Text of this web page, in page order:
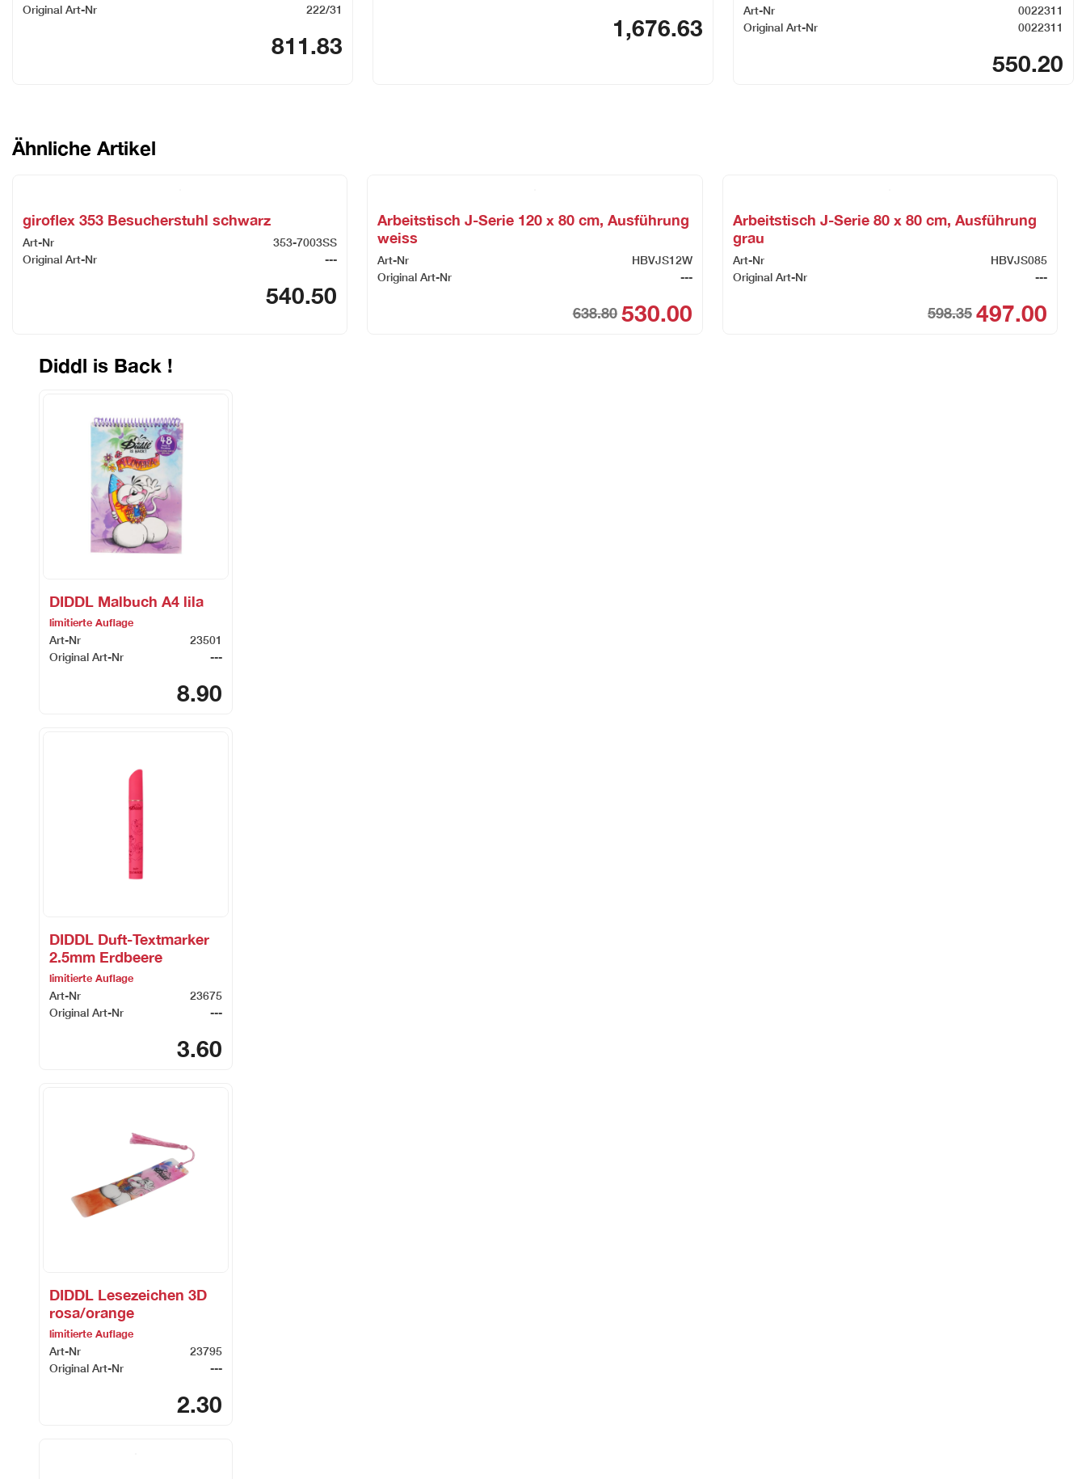
Original Art-Nr
222/31
811.83
1,676.63
Art-Nr
0022311
Original Art-Nr
0022311
550.20
Ähnliche Artikel
giroflex 353 Besucherstuhl schwarz
Art-Nr
353-7003SS
Original Art-Nr
---
540.50
Arbeitstisch J-Serie 120 x 80 cm, Ausführung
weiss
Art-Nr
HBVJS12W
Original Art-Nr
---
638.80
Original
530.00Current
Arbeitstisch J-Serie 80 x 80 cm, Ausführung
grau
Art-Nr
HBVJS085
Original Art-Nr
---
598.35 497.00
Diddl is Back !
DIDDL Malbuch A4 lila
limitierte Auflage
Art-Nr
23501
Original Art-Nr
---
8.90
DIDDL Duft-Textmarker
2.5mm Erdbeere
limitierte Auflage
Art-Nr
23675
Original Art-Nr
---
3.60
DIDDL Lesezeichen 3D
rosa/orange
limitierte Auflage
Art-Nr
23795
Original Art-Nr
---
2.30